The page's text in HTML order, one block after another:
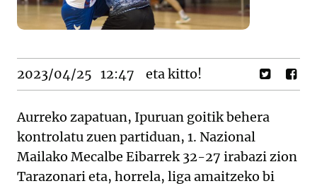
2023/04/25 12:47 eta kitto!
Aurreko zapatuan, Ipuruan goitik behera
kontrolatu zuen partiduan, 1. Nazional
Mailako Mecalbe Eibarrek 32-27 irabazi zion
Tarazonari eta, horrela, liga amaitzeko bi